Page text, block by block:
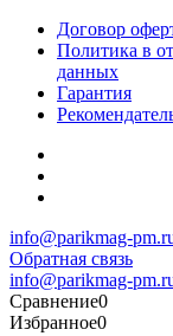
Договор
Политика в
данных
Гарантия
info@parikmag-
Обратная связь
info@parikmag-
Сравнение0
Избранное0